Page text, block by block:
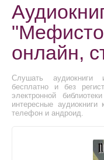
онлайн,
Слушать аудиокниги
бесплатно и без
электронной
интересные
телефон и андроид.